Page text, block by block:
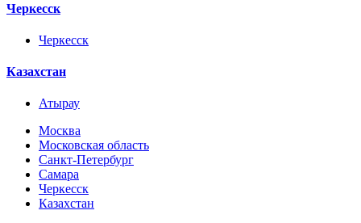
Черкесск
Черкесск
Казахстан
Атырау
Москва
Московская область
Санкт-Петербург
Самара
Черкесск
Казахстан